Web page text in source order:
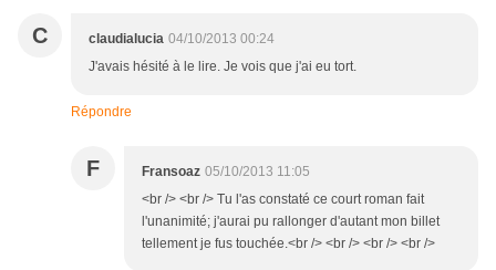
C claudialucia 04/10/2013 00:24
J'avais hésité à le lire. Je vois que j'ai eu tort.
Répondre
F Fransoaz 05/10/2013 11:05
<br /> <br /> Tu l'as constaté ce court roman fait
l'unanimité; j'aurai pu rallonger d'autant mon billet
tellement je fus touchée.<br /> <br /> <br /> <br />